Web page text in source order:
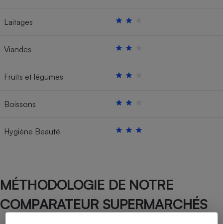
Laitages
Viandes
Fruits et légumes
Boissons
Hygiène Beauté
MÉTHODOLOGIE DE NOTRE
COMPARATEUR SUPERMARCHÉS